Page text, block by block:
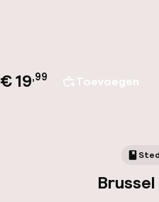
€ 19,99 Toevoegen